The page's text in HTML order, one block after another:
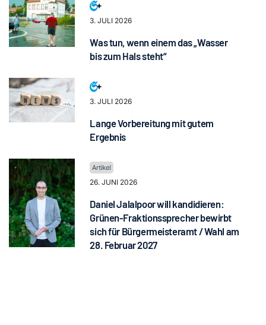
3. JULI 2026
Was tun, wenn einem das „Wasser
bis zum Hals steht“
3. JULI 2026
Lange Vorbereitung mit gutem
Ergebnis
26. JUNI 2026
Daniel Jalalpoor will kandidieren:
Grünen-Fraktionssprecher bewirbt
sich für Bürgermeisteramt / Wahl am
28. Februar 2027